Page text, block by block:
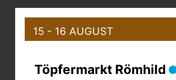
15 - 16 AUGUST
Töpfermarkt Römhild